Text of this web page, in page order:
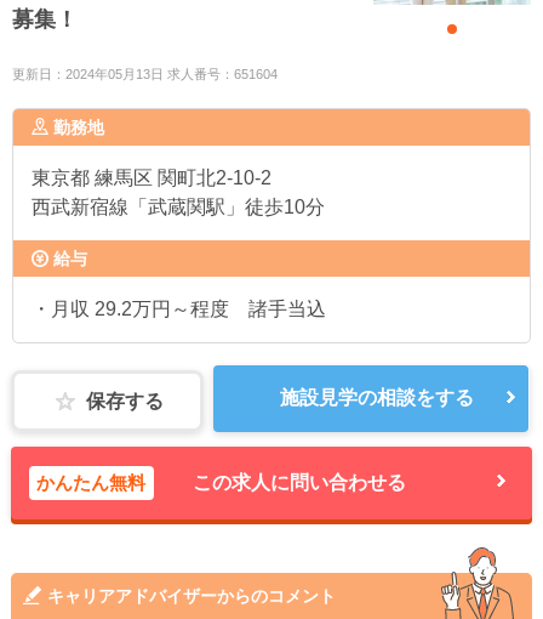
募集！
更新日：2024年05月13日 求人番号：651604
勤務地
東京都 練馬区 関町北2-10-2
西武新宿線「武蔵関駅」徒歩10分
給与
・月収 29.2万円～程度 諸手当込
保存する 施設見学の相談をする
かんたん無料 この求人に問い合わせる
キャリアアドバイザーからのコメント